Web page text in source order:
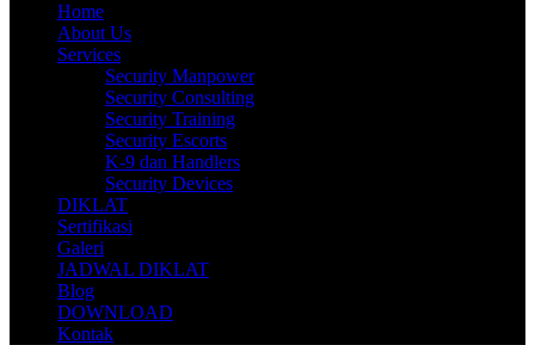
Home
About Us
Services
Security Manpower
Security Consulting
Security Training
Security Escorts
K-9 dan Handlers
Security Devices
DIKLAT
Sertifikasi
Galeri
JADWAL DIKLAT
Blog
DOWNLOAD
Kontak